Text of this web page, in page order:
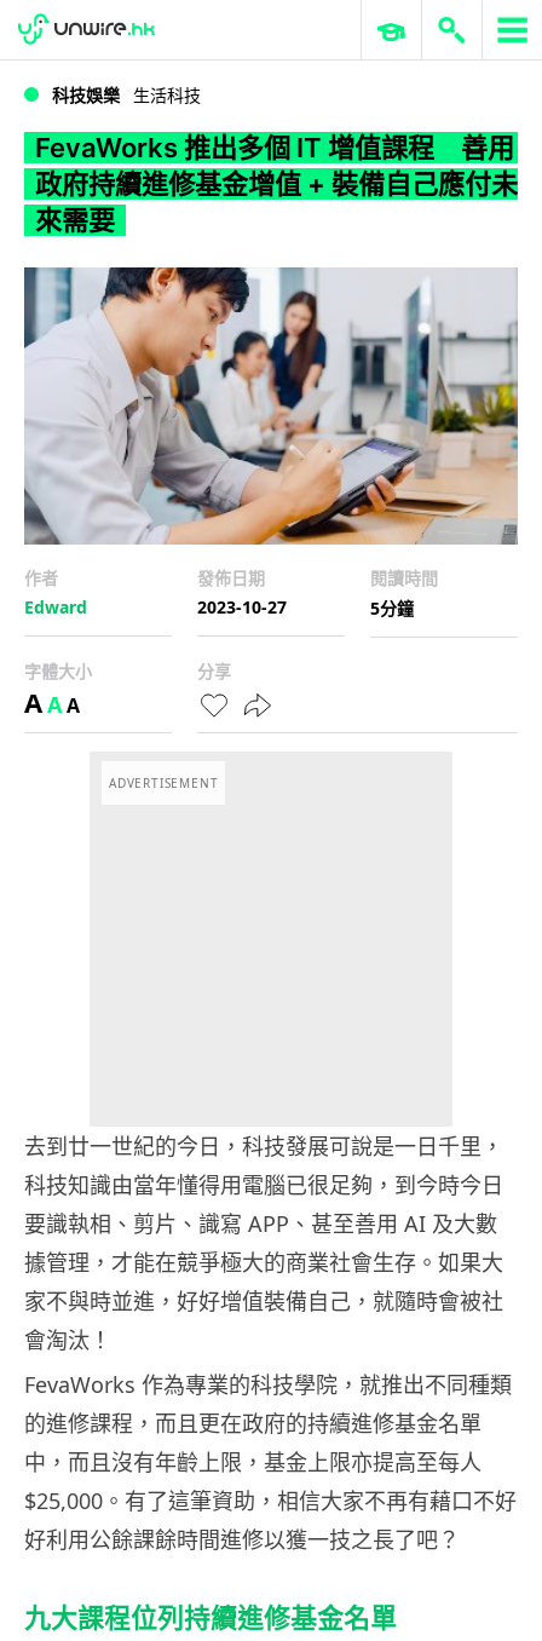
WWDC 2026 ERP 與商業 AI
科技娛樂 生活科技
FevaWorks 推出多個 IT 增值課程 善用
政府持續進修基金增值 + 裝備自己應付未
來需要
作者
Edward
發佈日期
2023-10-27
閱讀時間
5分鐘
字體大小
AAA
分享
ADVERTISEMENT
去到廿一世紀的今日，科技發展可說是一日千里，
科技知識由當年懂得用電腦已很足夠，到今時今日
要識執相、剪片、識寫 APP、甚至善用 AI 及大數
據管理，才能在競爭極大的商業社會生存。如果大
家不與時並進，好好增值裝備自己，就隨時會被社
會淘汰！
FevaWorks 作為專業的科技學院，就推出不同種類
的進修課程，而且更在政府的持續進修基金名單
中，而且沒有年齡上限，基金上限亦提高至每人
$25,000。有了這筆資助，相信大家不再有藉口不好
好利用公餘課餘時間進修以獲一技之長了吧？
九大課程位列持續進修基金名單